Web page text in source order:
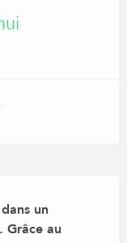
un
Grâce au